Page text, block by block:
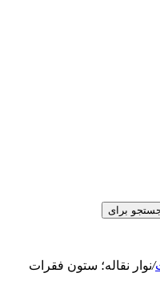
برای
/نوار نقاله؛ ستون فقرات